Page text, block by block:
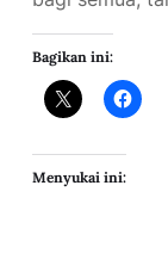
Bagikan ini:
Menyukai ini: